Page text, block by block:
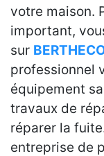
votre maison.
important,
sur
professionnel
équipement
travaux de
réparer la
entreprise de